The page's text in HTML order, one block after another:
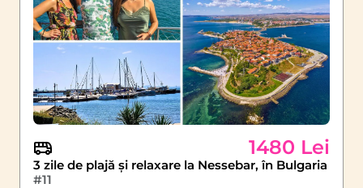
1480 Lei
3 zile de plajă și relaxare la Nessebar, în Bulgaria
#11